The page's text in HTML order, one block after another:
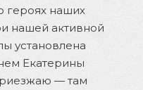
героях наших
нашей активной
установлена
Екатерины
— там